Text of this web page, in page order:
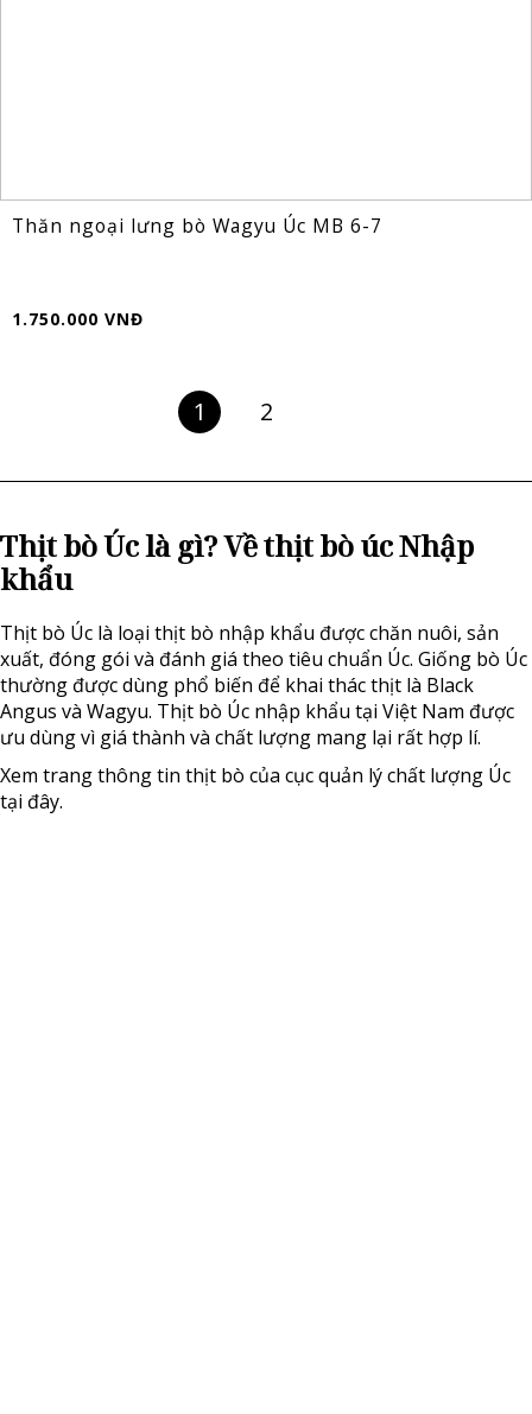
Thăn ngoại lưng bò Wagyu Úc MB 6-7
1.750.000 VNĐ
1 2
Thịt bò Úc là gì? Về thịt bò úc Nhập
khẩu
Thịt bò Úc là loại thịt bò nhập khẩu được chăn nuôi, sản
xuất, đóng gói và đánh giá theo tiêu chuẩn Úc. Giống bò Úc
thường được dùng phổ biến để khai thác thịt là Black
Angus và Wagyu. Thịt bò Úc nhập khẩu tại Việt Nam được
ưu dùng vì giá thành và chất lượng mang lại rất hợp lí.
Xem trang thông tin thịt bò của cục quản lý chất lượng Úc
tại đây.